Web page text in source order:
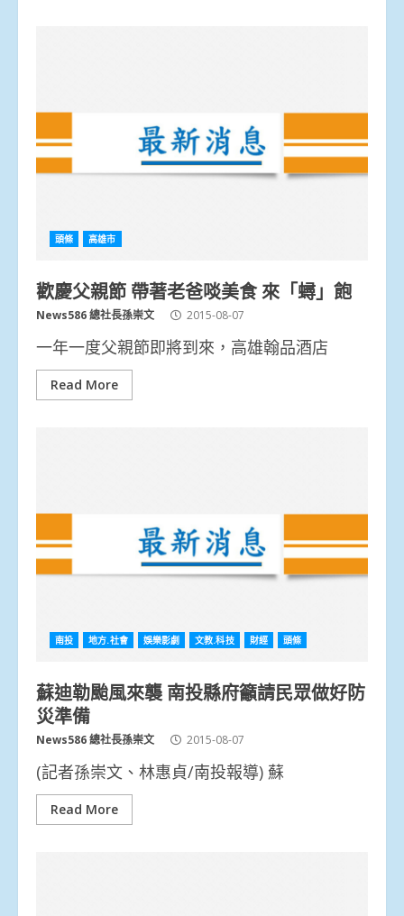
頭條 高雄市
歡慶父親節 帶著老爸啖美食 來「蟳」飽
News586 總社長孫崇文 2015-08-07
一年一度父親節即將到來，高雄翰品酒店
Read More
南投 地方.社會 娛樂影劇 文教.科技 財經 頭條
蘇迪勒颱風來襲 南投縣府籲請民眾做好防
災準備
News586 總社長孫崇文 2015-08-07
(記者孫崇文、林惠貞/南投報導) 蘇
Read More